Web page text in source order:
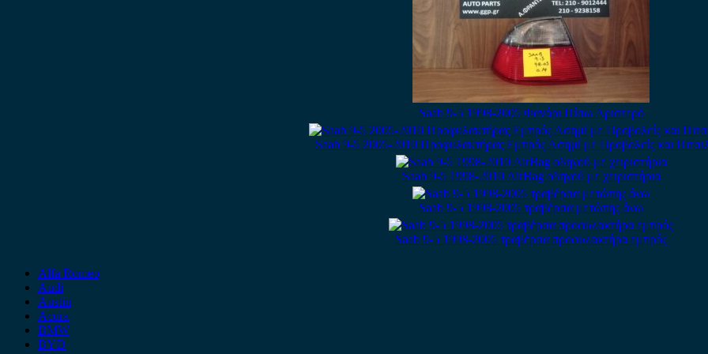
Saab 9-5 1998-2005 Φανάρι Πίσω Αριστερό
Saab 9-5 2005-2010 Προφυλακτήρας Εμπρός Ασημί με Προβολείς και
Saab 9-5 1998-2010 AirBag οδηγού με χειριστήρια
Saab 9-5 1998-2005 τραβέρσα μετώπης άνω
Saab 9-5 1998-2005 τραβέρσα προφυλακτήρα εμπρός
Alfa Romeo
Audi
Austin
Acura
BMW
BYD